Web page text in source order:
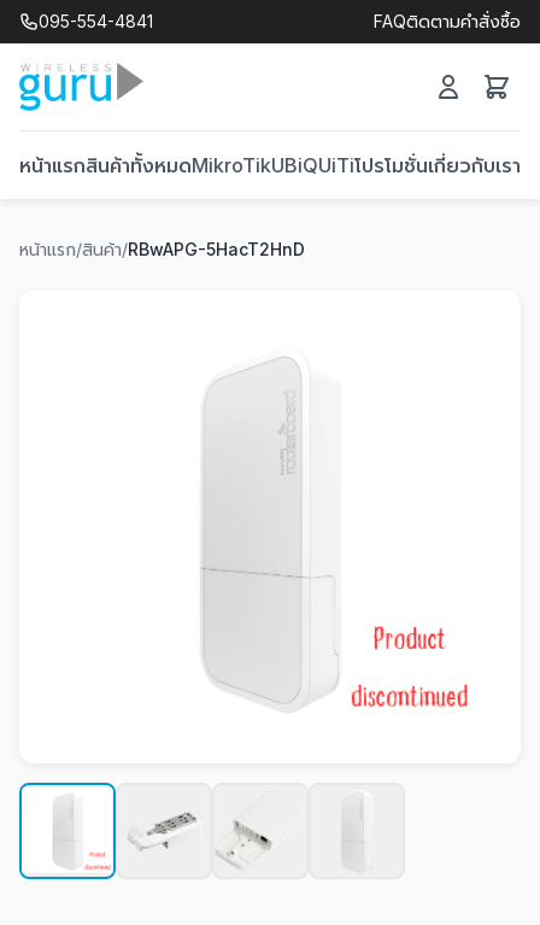
095-554-4841 FAQติดตามคำสั่งซื้อ
หน้าแรกสินค้าทั้งหมดMikroTikUBiQUiTiโปรโมชั่นเกี่ยวกับเรา
หน้าแรก/สินค้า/RBwAPG-5HacT2HnD